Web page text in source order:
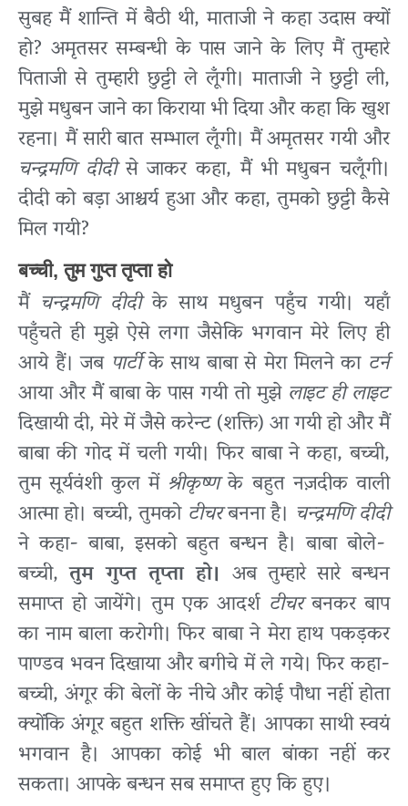
सुबह मैं शान्ति में बैठी थी, माताजी ने कहा उदास क्यों
हो? अमृतसर सम्बन्धी के पास जाने के लिए मैं तुम्हारे
पिताजी से तुम्हारी छुट्टी ले लूँगी। माताजी ने छुट्टी ली,
मुझे मधुबन जाने का किराया भी दिया और कहा कि खुश
रहना। मैं सारी बात सम्भाल लूँगी। मैं अमृतसर गयी और
चन्द्रमणि दीदीसे जाकर कहा, मैं भी मधुबन चलूँगी।
दीदी को बड़ा आश्चर्य हुआ और कहा, तुमको छुट्टी कैसे
मिल गयी?
बच्ची, तुम गुप्त तृप्ता हो
मैं चन्द्रमणि दीदीके साथ मधुबन पहुँच गयी। यहाँ
पहुँचते ही मुझे ऐसे लगा जैसेकि भगवान मेरे लिए ही
आये हैं। जब पार्टीके साथ बाबा से मेरा मिलने का टर्न
आया और मैं बाबा के पास गयी तो मुझेलाइट ही लाइट
दिखायी दी, मेरे में जैसे करेन्ट (शक्ति) आ गयी हो और मैं
बाबा की गोद में चली गयी। फिर बाबा ने कहा, बच्ची,
तुम सूर्यवंशी कुल में श्रीकृष्णके बहुत नज़दीक वाली
आत्मा हो। बच्ची, तुमकोटीचरबनना है। चन्द्रमणि दीदी
ने कहा- बाबा, इसको बहुत बन्धन है। बाबा बोले-
बच्ची,तुम गुप्त तृप्ता हो। अब तुम्हारे सारे बन्धन
समाप्त हो जायेंगे। तुम एक आदर्श टीचरबनकर बाप
का नाम बाला करोगी। फिर बाबा ने मेरा हाथ पकड़कर
पाण्डव भवन दिखाया और बगीचे में ले गये। फिर कहा-
बच्ची, अंगूर की बेलों के नीचे और कोई पौधा नहीं होता
क्योंकि अंगूर बहुत शक्ति खींचते हैं। आपका साथी स्वयं
भगवान है। आपका कोई भी बाल बांका नहीं कर
सकता। आपके बन्धन सब समाप्त हुए कि हुए।